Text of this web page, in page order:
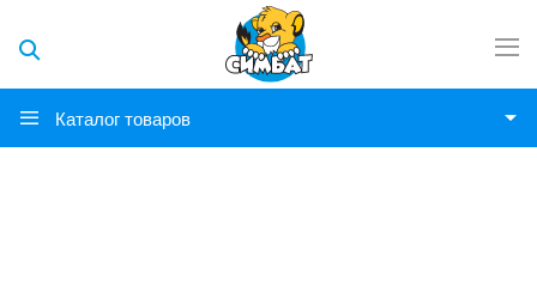
Каталог товаров